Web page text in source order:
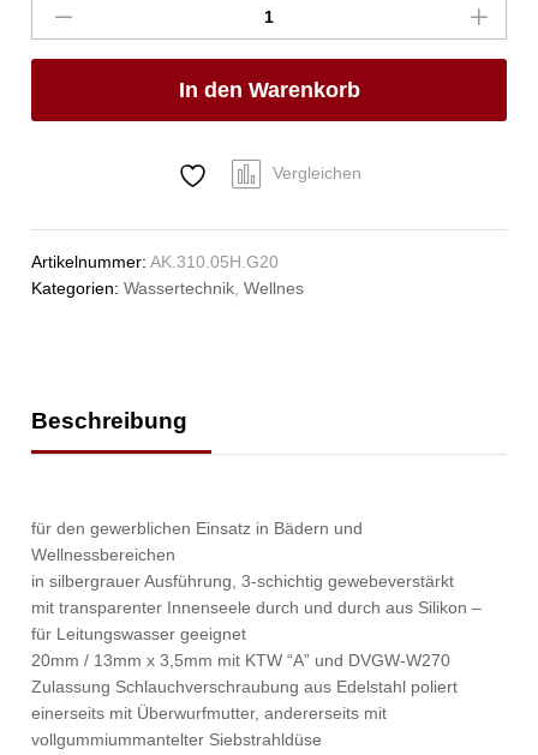
Kneipp'sche
Garnitur
1/2"
20mm
In den Warenkorb
Vergleichen
Artikelnummer:AK.310.05H.G20
Kategorien:Wassertechnik,Wellnes
Beschreibung
für den gewerblichen Einsatz in Bädern und
Wellnessbereichen
in silbergrauer Ausführung, 3-schichtig gewebeverstärkt
mit transparenter Innenseele durch und durch aus Silikon –
für Leitungswasser geeignet
20mm / 13mm x 3,5mm mit KTW “A” und DVGW-W270
Zulassung Schlauchverschraubung aus Edelstahl poliert
einerseits mit Überwurfmutter, andererseits mit
vollgummiummantelter Siebstrahldüse